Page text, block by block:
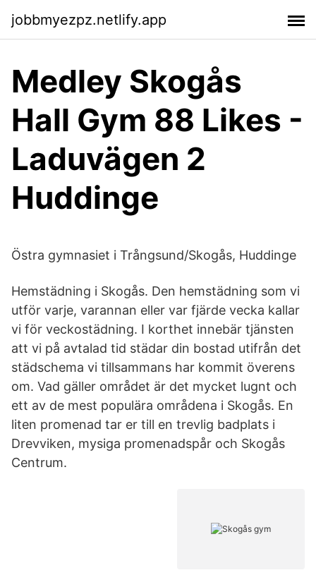
jobbmyezpz.netlify.app
Medley Skogås
Hall Gym 88 Likes -
Laduvägen 2
Huddinge
Östra gymnasiet i Trångsund/Skogås, Huddinge
Hemstädning i Skogås. Den hemstädning som vi
utför varje, varannan eller var fjärde vecka kallar
vi för veckostädning. I korthet innebär tjänsten
att vi på avtalad tid städar din bostad utifrån det
städschema vi tillsammans har kommit överens
om. Vad gäller området är det mycket lugnt och
ett av de mest populära områdena i Skogås. En
liten promenad tar er till en trevlig badplats i
Drevviken, mysiga promenadspår och Skogås
Centrum.